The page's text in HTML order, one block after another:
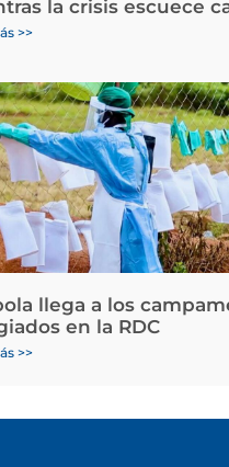
la crisis escuece
>>
llega a los
en la RDC
>>